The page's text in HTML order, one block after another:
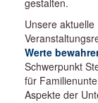
gestalten.
Unsere aktuelle
Werte
Schwerpunkt
für
Aspekte der